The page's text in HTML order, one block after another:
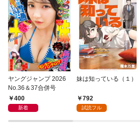
ヤングジャンプ 2026
No.36＆37合併号
400
新着
妹は知っている（１）
792
試読フル